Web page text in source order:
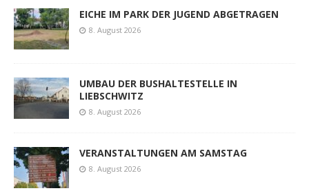
EICHE IM PARK DER JUGEND ABGETRAGEN
8. August 2026
UMBAU DER BUSHALTESTELLE IN
LIEBSCHWITZ
8. August 2026
VERANSTALTUNGEN AM SAMSTAG
8. August 2026